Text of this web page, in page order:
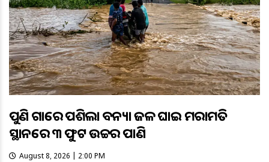
ପୁଣି ଗାଁରେ ପଶିଲା ବନ୍ୟା ଜଳ ଘାଇ ମରାମତି
ସ୍ଥାନରେ ୩ ଫୁଟ ଉଚ୍ଚର ପାଣି
August 8, 2026 | 2:00 PM